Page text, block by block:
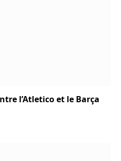
l’Atletico et le Barça